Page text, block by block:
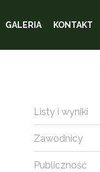
GALERIA KONTAKT
Listy i wyniki
Zawodnicy
Publiczność